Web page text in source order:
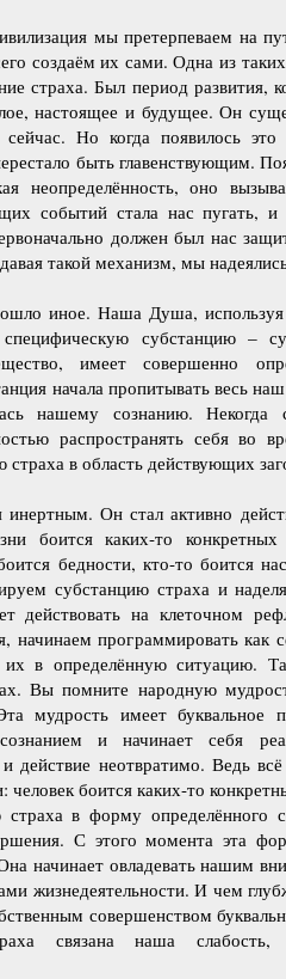
мы претерпеваем на
создаём их сами. Одна из
страха. Был период развития,
настоящее и будущее. Он
Но когда появилось это
быть главенствующим.
неопределённость, оно
событий стала нас пугать,
должен был нас
такой механизм, мы
иное. Наша Душа, используя
субстанцию –
имеет совершенно
начала пропитывать весь
нашему сознанию. Некогда
распространять себя во
страха в область действующих
инертным. Он стал активно
боится каких-то
бедности, кто-то боится
субстанцию страха и
действовать на клеточном
начинаем программировать
в определённую ситуацию.
Вы помните народную
мудрость имеет буквальное
и начинает себя
действие неотвратимо. Ведь
человек боится каких-то
страха в форму определённого
С этого момента эта
начинает овладевать нашим
жизнедеятельности. И чем
совершенством
связана наша слабость,